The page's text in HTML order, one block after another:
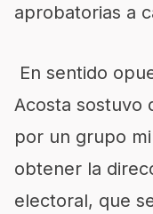
aprobatorias a
En sentido
Acosta sostuvo
por un grupo
obtener la
electoral, que